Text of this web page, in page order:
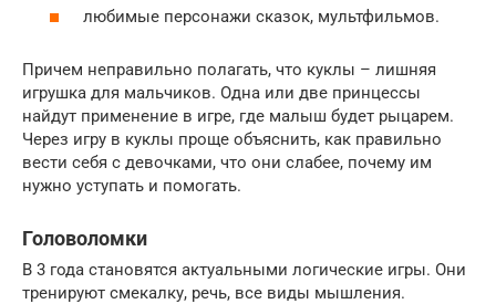
любимые персонажи сказок, мультфильмов.
Причем неправильно полагать, что куклы – лишняя
игрушка для мальчиков. Одна или две принцессы
найдут применение в игре, где малыш будет рыцарем.
Через игру в куклы проще объяснить, как правильно
вести себя с девочками, что они слабее, почему им
нужно уступать и помогать.
Головоломки
В 3 года становятся актуальными логические игры. Они
тренируют смекалку, речь, все виды мышления.